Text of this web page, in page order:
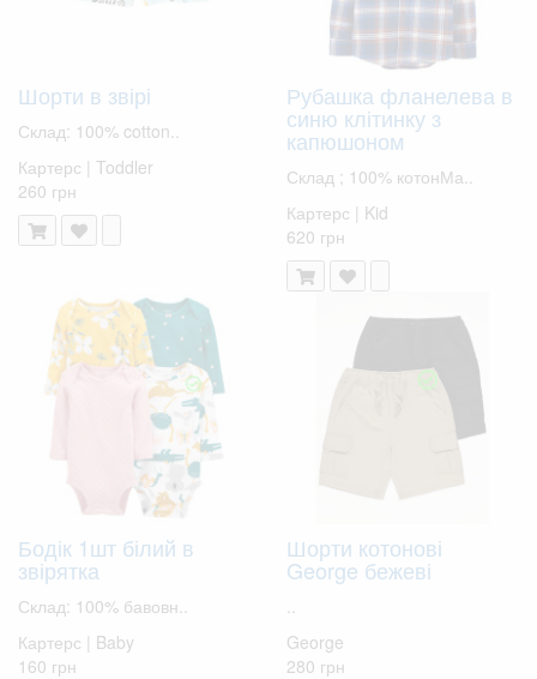
Шорти в звірі
Склад: 100% cotton..
Картерс | Toddler
260 грн
Рубашка фланелева в
синю клітинку з
капюшоном
Склад ; 100% котонМа..
Картерс | Kid
620 грн
Бодік 1шт білий в
звірятка
Склад: 100% бавовн..
Картерс | Baby
160 грн
Шорти котонові
George бежеві
George
280 грн